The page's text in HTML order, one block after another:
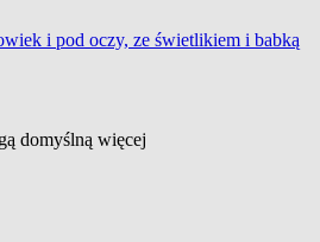
i pod oczy, ze świetlikiem i babką
domyślną więcej